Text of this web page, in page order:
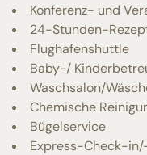
Konferenz- und
24-Stunden-
Flughafenshuttle
Baby-/
Waschsalon/
Chemische
Bügelservice
Express-Check-